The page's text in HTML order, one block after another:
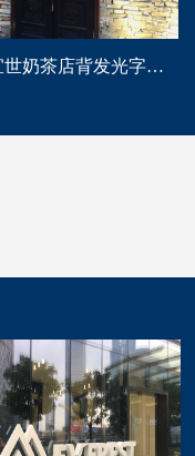
茶理宜世奶茶店背发光字门头招牌制作安装